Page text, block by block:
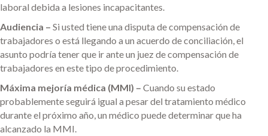
laboral debida a lesiones incapacitantes.
Audiencia – Si usted tiene una disputa de compensación de
trabajadores o está llegando a un acuerdo de conciliación, el
asunto podría tener que ir ante un juez de compensación de
trabajadores en este tipo de procedimiento.
Máxima mejoría médica (MMI) – Cuando su estado
probablemente seguirá igual a pesar del tratamiento médico
durante el próximo año, un médico puede determinar que ha
alcanzado la MMI.